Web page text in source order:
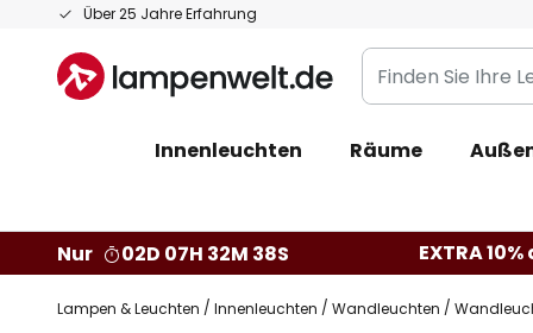
Über 25 Jahre Erfahrung
Zum
springen
Finden
Sie
Leuchte...
Innenleuchten Räume
Nur
02D 07H 32M 37S EXTRA
Lampen & Leuchten Innenleuchten Wandleuchten